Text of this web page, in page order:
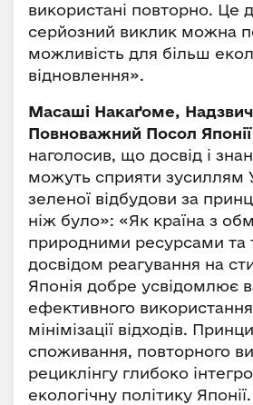
використані повторно. Це
серйозний виклик можна
можливість для більш
відновлення».
Масаші Накаґоме,
Повноважний Посол Японії
наголосив, що досвід і
можуть сприяти зусиллям
зеленої відбудови за
ніж було»: «Як країна з
природними ресурсами та
досвідом реагування на
Японія добре усвідомлює
ефективного використання
мінімізації відходів.
споживання, повторного
рециклінгу глибоко
екологічну політику